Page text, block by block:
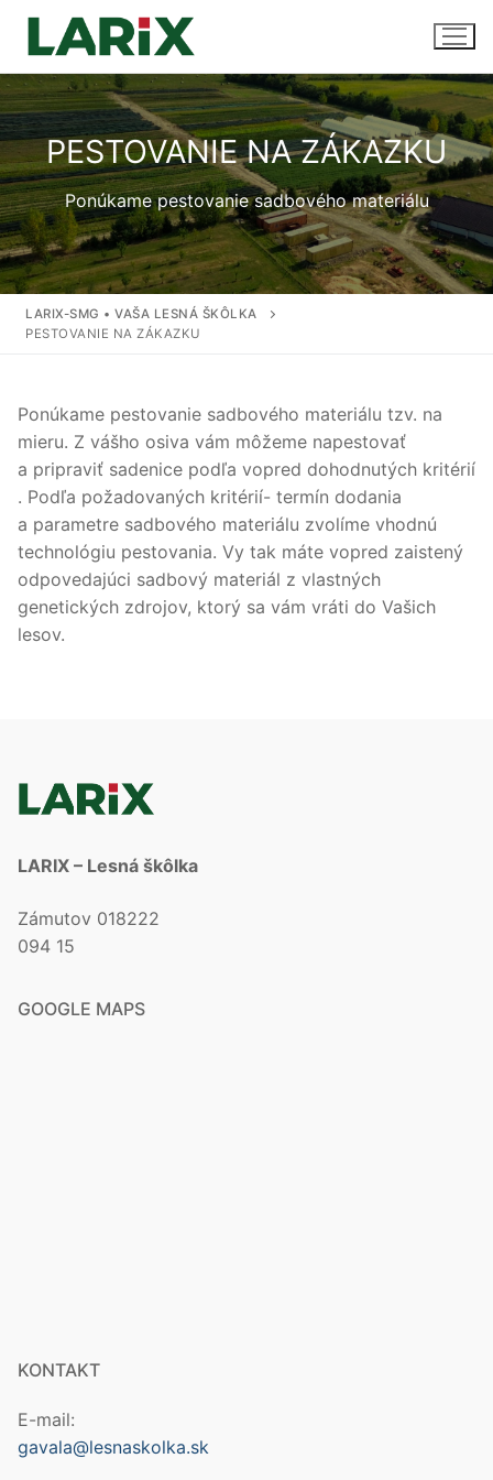
Preskočiť
Úvod
Produkty a služby
Sadenice
Predaj sadeníc
Uskladnenie
Kontakt
PESTOVANIE NA ZÁKAZKU
Ponúkame pestovanie sadbového materiálu
LARIX-SMG • VAŠA LESNÁ ŠKÔLKA
PESTOVANIE NA ZÁKAZKU
Ponúkame pestovanie sadbového materiálu tzv. na
mieru. Z vášho osiva vám môžeme napestovať
a pripraviť sadenice podľa vopred dohodnutých kritérií
. Podľa požadovaných kritérií- termín dodania
a parametre sadbového materiálu zvolíme vhodnú
technológiu pestovania. Vy tak máte vopred zaistený
odpovedajúci sadbový materiál z vlastných
genetických zdrojov, ktorý sa vám vráti do Vašich
lesov.
LARIX – Lesná škôlka
Zámutov 018222
094 15
GOOGLE MAPS
KONTAKT
E-mail:
gavala@lesnaskolka.sk